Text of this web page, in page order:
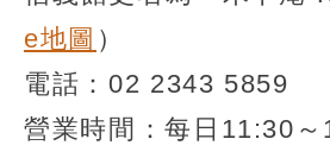
e地圖 ）
電話：02 2343 5859
營業時間：每日11:30